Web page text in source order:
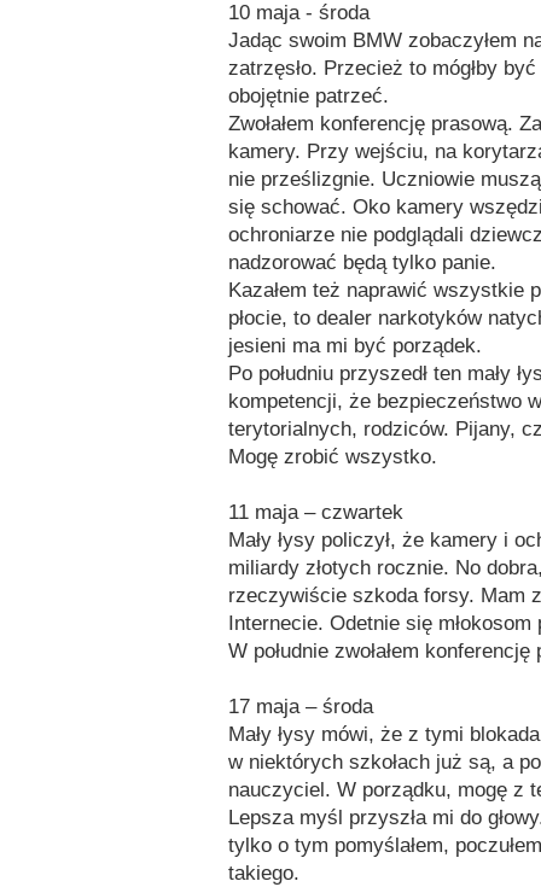
10 maja - środa
Jadąc swoim BMW zobaczyłem
zatrzęsło. Przecież to mógłby
obojętnie patrzeć.
Zwołałem konferencję prasową.
kamery. Przy wejściu, na
nie prześlizgnie. Uczniowie
się schować. Oko kamery
ochroniarze nie podglądali
nadzorować będą tylko panie.
Kazałem też naprawić wszystkie
płocie, to dealer narkotyków
jesieni ma mi być porządek.
Po południu przyszedł ten mały
kompetencji, że bezpieczeństwo
terytorialnych, rodziców. Pijany,
Mogę zrobić wszystko.
11 maja – czwartek
Mały łysy policzył, że kamery i
miliardy złotych rocznie. No
rzeczywiście szkoda forsy. Mam
Internecie. Odetnie się
W południe zwołałem
17 maja – środa
Mały łysy mówi, że z tymi
w niektórych szkołach już są, a
nauczyciel. W porządku, mogę z
Lepsza myśl przyszła mi do
tylko o tym pomyślałem,
takiego.